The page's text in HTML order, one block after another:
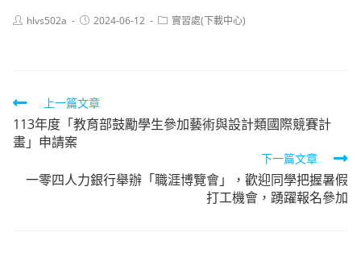
Posthlvs502a
Post2024-06-12
Post實習處(下載中心)
Read
more
articles
上一篇文章
113年度「教育部鼓勵學生參加藝術與設計類國際競賽計
畫」申請案
下一篇文章
一零四人力銀行舉辦「職涯博覽會」，歡迎同學把握暑假
打工機會，踴躍報名參加